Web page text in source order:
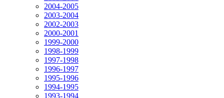
2004-2005
2003-2004
2002-2003
2000-2001
1999-2000
1998-1999
1997-1998
1996-1997
1995-1996
1994-1995
1993-1994